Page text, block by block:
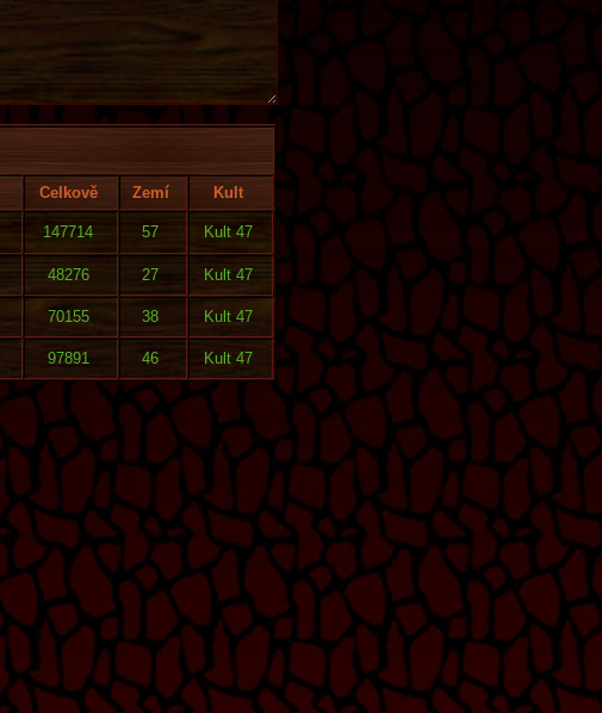
Celkově Zemí
Kult
147714 57
Kult 47
48276 27
Kult 47
70155 38
Kult 47
97891 46 Kult 47